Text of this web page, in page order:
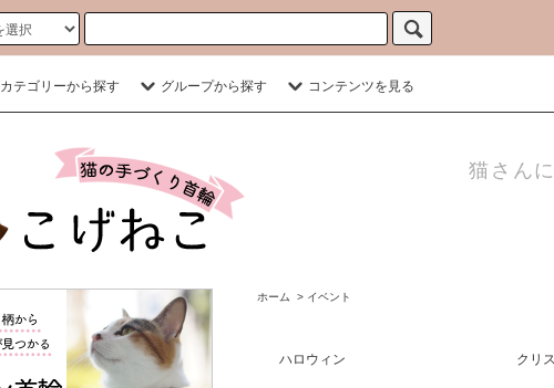
カテゴリーから探す グループから探す コンテンツを見る
猫さん
ホーム > イベント
ハロウィン クリ